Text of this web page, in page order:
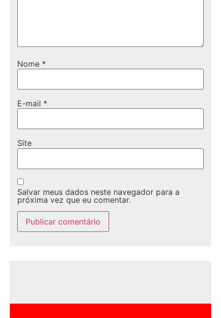
Nome *
E-mail *
Site
Salvar meus dados neste navegador para a
próxima vez que eu comentar.